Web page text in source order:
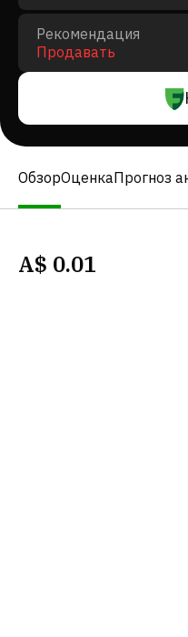
Рекомендация
Продавать
ОбзорОценкаПрогноз
A$ 0.01